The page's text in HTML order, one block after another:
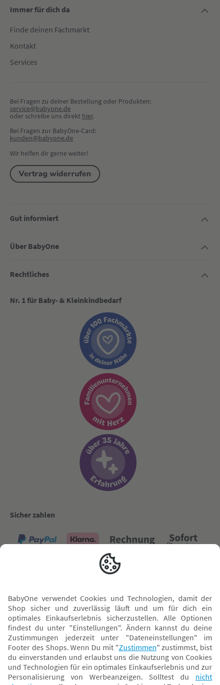
Immer für dich da
Finde deinen Fachmarkt
Kontakt
Services
Bei Fragen zu deiner Bestellung oder Produkten:
service@babyone.de
oder schreibe uns direkt hier.
Bei Fragen zur BabyOne-Card:
kunden@babyone.de
Wir helfen dir gerne weiter!
Vertrag widerrufen
Gut informiert
Über BabyOne
Rechtliches
Nr. 1 für Baby- & Kleinkindbedarf
Sicher zahlen
Versand mit
* Alle Preise inkl. MwSt. und ggf. zzgl.Versandkosten. Der dargestellte Preis gilt -
abhängig von der von dir gewählten Option - im BabyOne-Onlineshop oder bei